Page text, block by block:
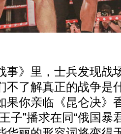
》里，士兵发现战
不了解真正的战争是
果你亲临《昆仑决》
子”播求在同“俄国暴